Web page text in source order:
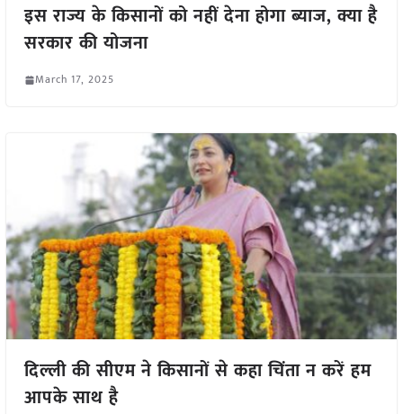
इस राज्य के किसानों को नहीं देना होगा ब्याज, क्या है
सरकार की योजना
March 17, 2025
दिल्ली की सीएम ने किसानों से कहा चिंता न करें हम
आपके साथ है